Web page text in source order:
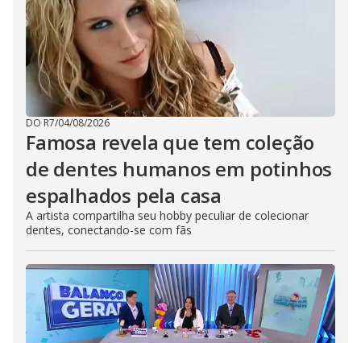
DO R7/04/08/2026
Famosa revela que tem coleção
de dentes humanos em potinhos
espalhados pela casa
A artista compartilha seu hobby peculiar de colecionar
dentes, conectando-se com fãs